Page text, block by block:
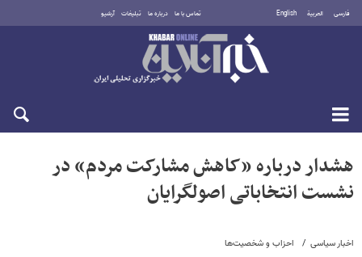
فارسی العربية English تماس با ما درباره ما تبلیغات آرشیو
دوشنبه ۱۹ مرداد ۱۴۰۵
اخبار سیاسی احزاب و شخصیت‌ها
هشدار درباره «کاهش مشارکت مردم» در
نشست انتخاباتی اصولگرایان